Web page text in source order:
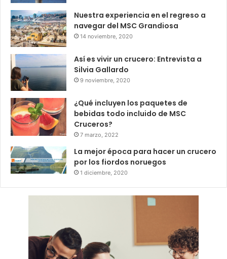
Nuestra experiencia en el regreso a
navegar del MSC Grandiosa
14 noviembre, 2020
Así es vivir un crucero: Entrevista a
Silvia Gallardo
9 noviembre, 2020
¿Qué incluyen los paquetes de
bebidas todo incluido de MSC
Cruceros?
7 marzo, 2022
La mejor época para hacer un crucero
por los fiordos noruegos
1 diciembre, 2020